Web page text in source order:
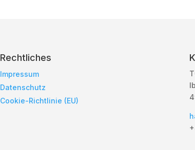
Rechtliches
Impressum
Datenschutz
Cookie-Richtlinie (EU)